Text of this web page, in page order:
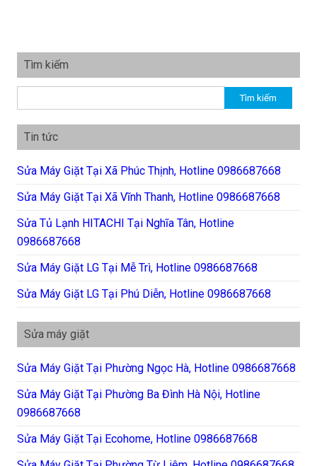
Tìm kiếm
Tin tức
Sửa Máy Giặt Tại Xã Phúc Thịnh, Hotline 0986687668
Sửa Máy Giặt Tại Xã Vĩnh Thanh, Hotline 0986687668
Sửa Tủ Lạnh HITACHI Tại Nghĩa Tân, Hotline
0986687668
Sửa Máy Giặt LG Tại Mễ Trì, Hotline 0986687668
Sửa Máy Giặt LG Tại Phú Diễn, Hotline 0986687668
Sửa máy giặt
Sửa Máy Giặt Tại Phường Ngọc Hà, Hotline 0986687668
Sửa Máy Giặt Tại Phường Ba Đình Hà Nội, Hotline
0986687668
Sửa Máy Giặt Tại Ecohome, Hotline 0986687668